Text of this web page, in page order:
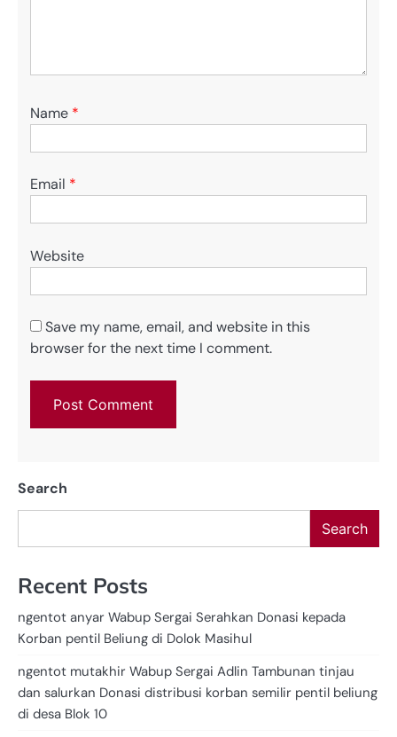
Name *
Email *
Website
Save my name, email, and website in this
browser for the next time I comment.
Search
Search
Recent Posts
ngentot anyar Wabup Sergai Serahkan Donasi kepada
Korban pentil Beliung di Dolok Masihul
ngentot mutakhir Wabup Sergai Adlin Tambunan tinjau
dan salurkan Donasi distribusi korban semilir pentil beliung
di desa Blok 10